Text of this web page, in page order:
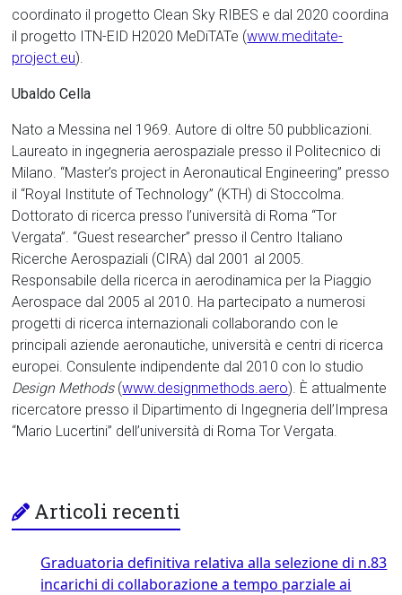
coordinato il progetto Clean Sky RIBES e dal 2020 coordina
il progetto ITN-EID H2020 MeDiTATe (www.meditate-
project.eu).
Ubaldo Cella
Nato a Messina nel 1969. Autore di oltre 50 pubblicazioni.
Laureato in ingegneria aerospaziale presso il Politecnico di
Milano. “Master’s project in Aeronautical Engineering” presso
il “Royal Institute of Technology” (KTH) di Stoccolma.
Dottorato di ricerca presso l’università di Roma “Tor
Vergata”. “Guest researcher” presso il Centro Italiano
Ricerche Aerospaziali (CIRA) dal 2001 al 2005.
Responsabile della ricerca in aerodinamica per la Piaggio
Aerospace dal 2005 al 2010. Ha partecipato a numerosi
progetti di ricerca internazionali collaborando con le
principali aziende aeronautiche, università e centri di ricerca
europei. Consulente indipendente dal 2010 con lo studio
Design Methods(www.designmethods.aero). È attualmente
ricercatore presso il Dipartimento di Ingegneria dell’Impresa
“Mario Lucertini” dell’università di Roma Tor Vergata.
Articoli recenti
Graduatoria definitiva relativa alla selezione di n.83
incarichi di collaborazione a tempo parziale ai